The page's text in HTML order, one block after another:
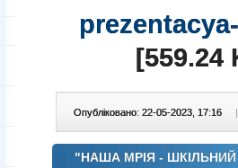
[559.24
Опубліковано: 22-05-2023, 17:16 |
"НАША МРІЯ - ШКІЛЬНИЙ